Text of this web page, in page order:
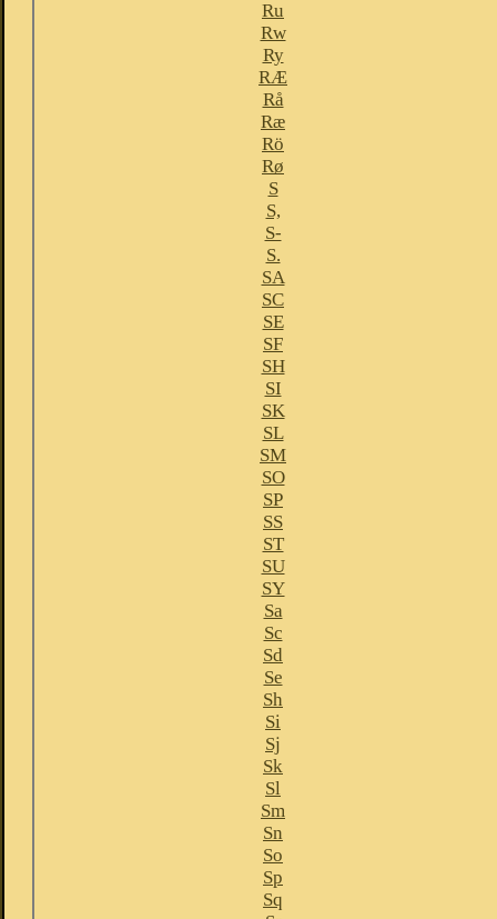
Ru
Rw
Ry
RÆ
Rå
Ræ
Rö
Rø
S
S,
S-
S.
SA
SC
SE
SF
SH
SI
SK
SL
SM
SO
SP
SS
ST
SU
SY
Sa
Sc
Sd
Se
Sh
Si
Sj
Sk
Sl
Sm
Sn
So
Sp
Sq